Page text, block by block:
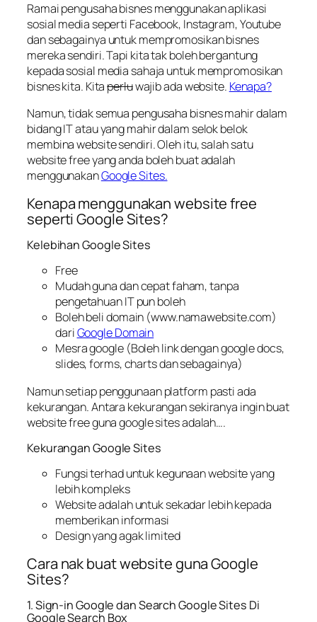
Ramai pengusaha bisnes menggunakan aplikasi
sosial media seperti Facebook, Instagram, Youtube
dan sebagainya untuk mempromosikan bisnes
mereka sendiri. Tapi kita tak boleh bergantung
kepada sosial media sahaja untuk mempromosikan
bisnes kita. Kitaperluwajib ada website. Kenapa?
Namun, tidak semua pengusaha bisnes mahir dalam
bidang IT atau yang mahir dalam selok belok
membina website sendiri. Oleh itu, salah satu
website free yang anda boleh buat adalah
menggunakanGoogle Sites.
Kenapa menggunakan website free
seperti Google Sites?
Kelebihan Google Sites
Free
Mudah guna dan cepat faham, tanpa
pengetahuan IT pun boleh
Boleh beli domain (www.namawebsite.com)
dariGoogle Domain
Mesra google (Boleh link dengan google docs,
slides, forms, charts dan sebagainya)
Namun setiap penggunaan platform pasti ada
kekurangan. Antara kekurangan sekiranya ingin buat
website free guna google sites adalah….
Kekurangan Google Sites
Fungsi terhad untuk kegunaan website yang
lebih kompleks
Website adalah untuk sekadar lebih kepada
memberikan informasi
Design yang agak limited
Cara nak buat website guna Google
Sites?
1. Sign-in Google dan Search Google Sites Di
Google Search Box